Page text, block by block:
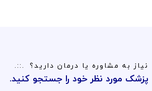
نیاز به مشاوره یا درمان دارید؟
پزشک مورد نظر خود را جستجو کنید.